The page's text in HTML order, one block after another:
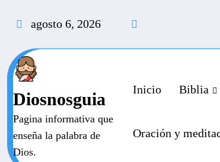
agosto 6, 2026
Diosnosguia
Pagina informativa que
enseña la palabra de
Dios.
Inicio Biblia
Oración y